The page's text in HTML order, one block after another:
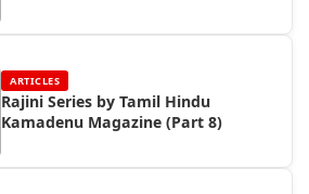
ARTICLES
Rajini Series by Tamil Hindu
Kamadenu Magazine (Part 8)